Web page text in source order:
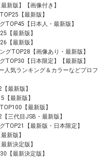
新版】【画像付き】
【最新版】
TOP45【日本人・最新版】
【最新版】
【最新版】
グTOP28【画像あり・最新版】
TOP30【日本限定】【最新版】
人気ランキング＆カラーなどプロフ
最新版】
【最新版】
【最新版】
三代目JSB・最新版】
TOP21【最新版・日本限定】
新版】
新決定版】
【最新決定版】